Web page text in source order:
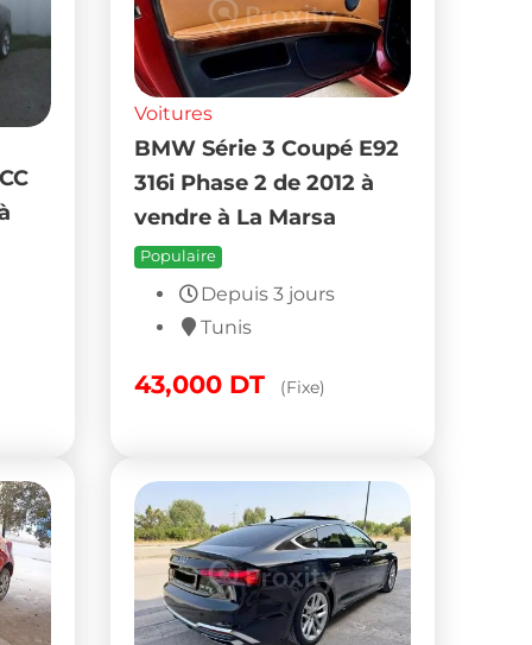
Voitures
BMW Série 3 Coupé E92
316i Phase 2 de 2012 à
vendre à La Marsa
Populaire
Depuis 3 jours
Tunis
43,000 DT (Fixe)